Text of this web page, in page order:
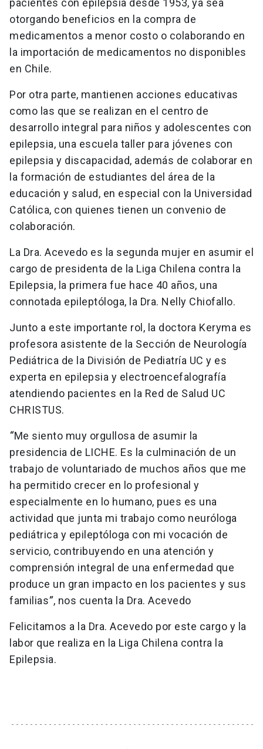
pacientes con epilepsia desde 1953, ya sea
otorgando beneficios en la compra de
medicamentos a menor costo o colaborando en
la importación de medicamentos no disponibles
en Chile.
Por otra parte, mantienen acciones educativas
como las que se realizan en el centro de
desarrollo integral para niños y adolescentes con
epilepsia, una escuela taller para jóvenes con
epilepsia y discapacidad, además de colaborar en
la formación de estudiantes del área de la
educación y salud, en especial con la Universidad
Católica, con quienes tienen un convenio de
colaboración.
La Dra. Acevedo es la segunda mujer en asumir el
cargo de presidenta de la Liga Chilena contra la
Epilepsia, la primera fue hace 40 años, una
connotada epileptóloga, la Dra. Nelly Chiofallo.
Junto a este importante rol, la doctora Keryma es
profesora asistente de la Sección de Neurología
Pediátrica de la División de Pediatría UC y es
experta en epilepsia y electroencefalografía
atendiendo pacientes en la Red de Salud UC
CHRISTUS.
“Me siento muy orgullosa de asumir la
presidencia de LICHE. Es la culminación de un
trabajo de voluntariado de muchos años que me
ha permitido crecer en lo profesional y
especialmente en lo humano, pues es una
actividad que junta mi trabajo como neuróloga
pediátrica y epileptóloga con mi vocación de
servicio, contribuyendo en una atención y
comprensión integral de una enfermedad que
produce un gran impacto en los pacientes y sus
familias”, nos cuenta la Dra. Acevedo
Felicitamos a la Dra. Acevedo por este cargo y la
labor que realiza en la Liga Chilena contra la
Epilepsia.